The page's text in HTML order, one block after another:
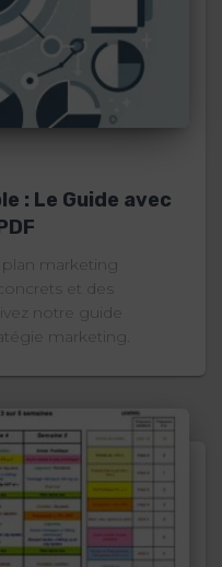
: Le Guide avec
marketing
et des
notre guide
marketing.